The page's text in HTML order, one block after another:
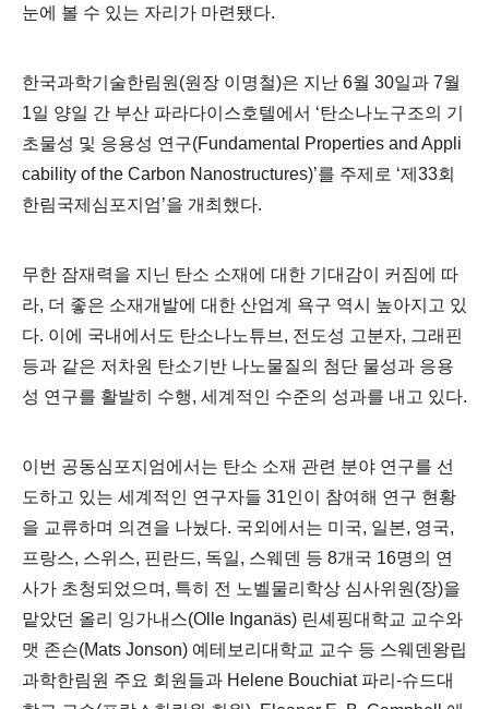
눈에 볼 수 있는 자리가 마련됐다.
한국과학기술한림원 (원장 이명철)은 지난 6월 30일과 7월
1일 양일 간 부산 파라다이스호텔에서 ‘탄소나노구조의 기
초물성 및 응용성 연구(Fundamental Properties and Appli
cability of the Carbon Nanostructures)’를 주제로 ‘제 33회
한림국제심포지엄’을 개최했다.
무한 잠재력을 지닌 탄소 소재에 대한 기대감이 커짐에 따
라, 더 좋은 소재개발에 대한 산업계 욕구 역시 높아지고 있
다. 이에 국내에서도 탄소나노튜브 , 전도성 고분자, 그래핀
등과 같은 저차원 탄소기반 나노물질의 첨단 물성과 응용
성 연구를 활발히 수행, 세계적인 수준의 성과를 내고 있다.
이번 공동심포지엄에서는 탄소 소재 관련 분야 연구를 선
도하고 있는 세계적인 연구자들 31인이 참여해 연구 현황
을 교류하며 의견을 나눴다. 국외에서는 미국, 일본, 영국,
프랑스, 스위스, 핀란드, 독일, 스웨덴 등 8개국 16명의 연
사가 초청되었으며 , 특히 전 노벨물리학상 심사위원 (장)을
맡았던 올리 잉가내스(Olle Inganäs) 린셰핑대학교 교수와
맷 존슨(Mats Jonson) 예테보리대학교 교수 등 스웨덴왕립
과학한림원 주요 회원들과 Helene Bouchiat 파리 -슈드대